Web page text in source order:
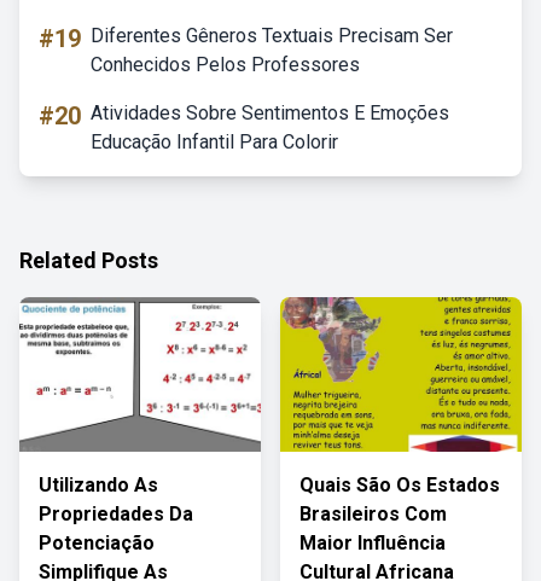
#19 Diferentes Gêneros Textuais Precisam Ser
Conhecidos Pelos Professores
#20 Atividades Sobre Sentimentos E Emoções
Educação Infantil Para Colorir
Related Posts
Utilizando As
Propriedades Da
Potenciação
Simplifique As
Quais São Os Estados
Brasileiros Com
Maior Influência
Cultural Africana